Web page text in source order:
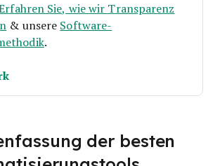
Sie, wie wir Transparenz
& unsere Software-
.
der besten